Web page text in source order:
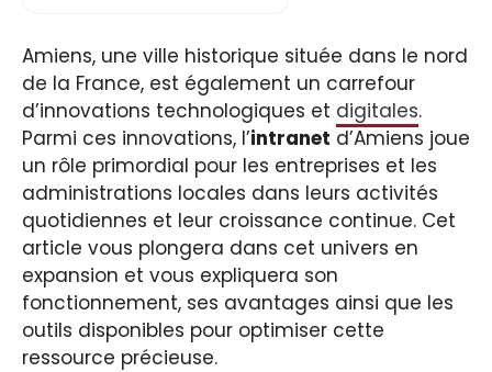
Amiens, une ville historique située dans le nord
de la France, est également un carrefour
d’innovations technologiques et digitales.
Parmi ces innovations, l’intranet d’Amiens joue
un rôle primordial pour les entreprises et les
administrations locales dans leurs activités
quotidiennes et leur croissance continue. Cet
article vous plongera dans cet univers en
expansion et vous expliquera son
fonctionnement, ses avantages ainsi que les
outils disponibles pour optimiser cette
ressource précieuse.